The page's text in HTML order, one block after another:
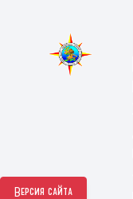
Версия сайта